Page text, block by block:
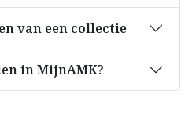
van een collectie
in MijnAMK?